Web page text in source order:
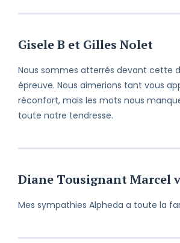
Gisele B et Gilles Nolet
Nous sommes atterrés devant cette
épreuve. Nous aimerions tant vous
réconfort, mais les mots nous
toute notre tendresse.
Diane Tousignant Marcel
Mes sympathies Alpheda a toute la